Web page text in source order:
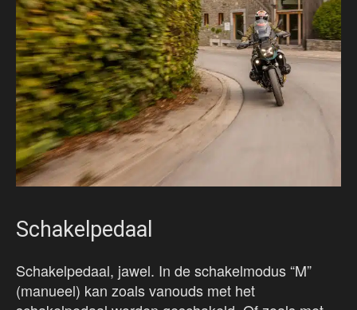
Schakelpedaal
Schakelpedaal, jawel. In de schakelmodus “M”
(manueel) kan zoals vanouds met het